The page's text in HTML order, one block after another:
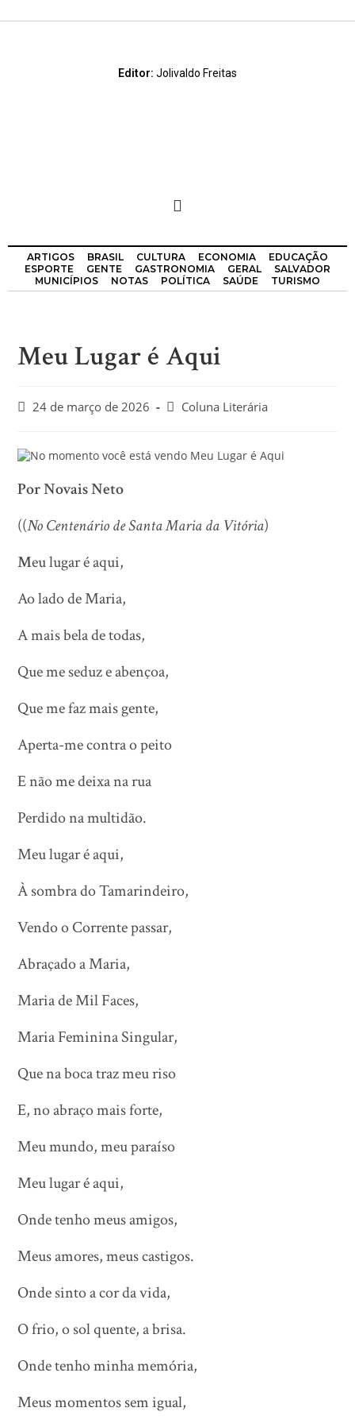
Editor: Jolivaldo Freitas
ARTIGOS BRASIL CULTURA ECONOMIA
EDUCAÇÃO
ESPORTE
GENTE GASTRONOMIA GERAL
SALVADOR
MUNICÍPIOS
NOTAS POLÍTICA SAÚDE TURISMO
Meu Lugar é Aqui
24 de março de 2026 Coluna Literária
Por Novais Neto
((No Centenário de Santa Maria da Vitória)
Meu lugar é aqui,
Ao lado de Maria,
A mais bela de todas,
Que me seduz e abençoa,
Que me faz mais gente,
Aperta-me contra o peito
E não me deixa na rua
Perdido na multidão.
Meu lugar é aqui,
À sombra do Tamarindeiro,
Vendo o Corrente passar,
Abraçado a Maria,
Maria de Mil Faces,
Maria Feminina Singular,
Que na boca traz meu riso
E, no abraço mais forte,
Meu mundo, meu paraíso
Meu lugar é aqui,
Onde tenho meus amigos,
Meus amores, meus castigos.
Onde sinto a cor da vida,
O frio, o sol quente, a brisa.
Onde tenho minha memória,
Meus momentos sem igual,